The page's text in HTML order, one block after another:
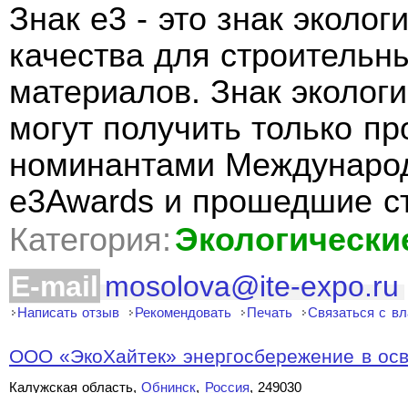
Знак e3 - это знак
качества для
материалов. Знак
могут получить только
номинантами
e3Awards и прошедшие
Категория:
E-mail mosolova@ite-expo.ru
Написать отзыв Рекомендовать Печать Связаться с
ООО «ЭкоХайтек» энергосбережение в
Калужская область,Обнинск, Россия, 249030